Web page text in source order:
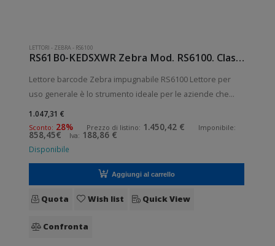
LETTORI - ZEBRA- RS6100
RS61B0-KEDSXWR Zebra Mod. RS6100. Classificazione: Impugnabile.
Lettore barcode Zebra impugnabile RS6100 Lettore per
uso generale è lo strumento ideale per le aziende che
desiderano migliorare le applicazioni quotidiane di lettura
dei codici a barre. Lettura QrCode abilitata. Collegamento
wireless senza fili.
1.047,31 €
Sconto: 28% Prezzo di listino: 1.450,42 € Imponibile:
858,45€ Iva: 188,86 €
Disponibile
Aggiungi al carrello
Quota Wish list Quick View
Confronta